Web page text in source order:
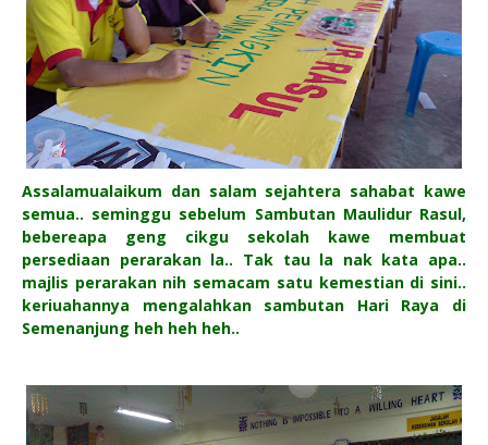
Assalamualaikum dan salam sejahtera sahabat kawe
semua.. seminggu sebelum Sambutan Maulidur Rasul,
bebereapa geng cikgu sekolah kawe membuat
persediaan perarakan la.. Tak tau la nak kata apa..
majlis perarakan nih semacam satu kemestian di sini..
keriuahannya mengalahkan sambutan Hari Raya di
Semenanjung heh heh heh..